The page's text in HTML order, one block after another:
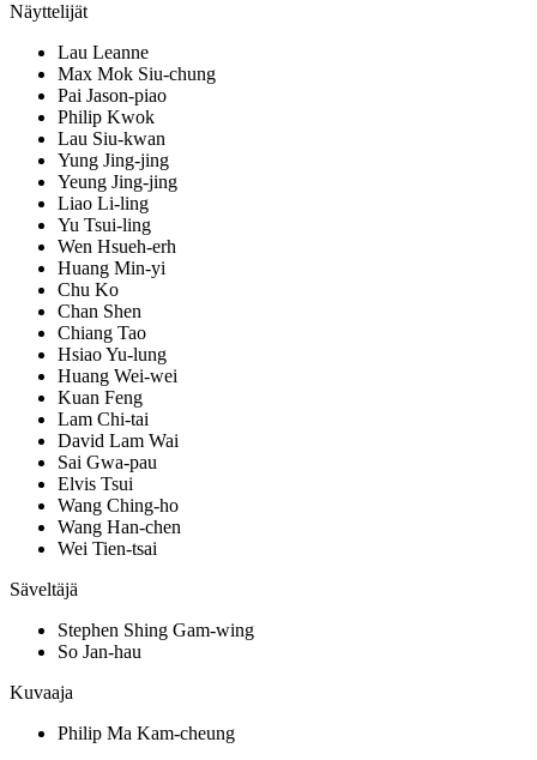
Näyttelijät
Lau Leanne
Max Mok Siu-chung
Pai Jason-piao
Philip Kwok
Lau Siu-kwan
Yung Jing-jing
Yeung Jing-jing
Liao Li-ling
Yu Tsui-ling
Wen Hsueh-erh
Huang Min-yi
Chu Ko
Chan Shen
Chiang Tao
Hsiao Yu-lung
Huang Wei-wei
Kuan Feng
Lam Chi-tai
David Lam Wai
Sai Gwa-pau
Elvis Tsui
Wang Ching-ho
Wang Han-chen
Wei Tien-tsai
Säveltäjä
Stephen Shing Gam-wing
So Jan-hau
Kuvaaja
Philip Ma Kam-cheung